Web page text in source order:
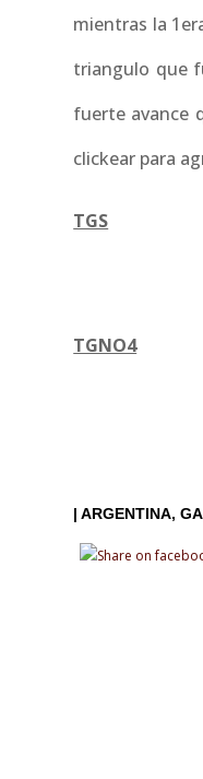
mientras la
triangulo que
fuerte avance
clickear para
TGS
TGNO4
|ARGENTINA